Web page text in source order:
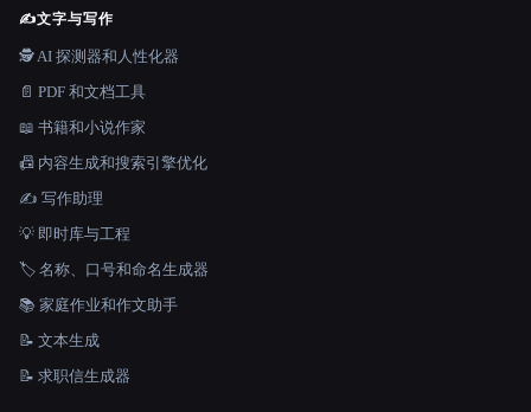
✍️文字与写作
🕵️ AI 探测器和人性化器
📄 PDF 和文档工具
📖 书籍和小说作家
📠 内容生成和搜索引擎优化
✍️ 写作助理
💡 即时库与工程
🏷️ 名称、口号和命名生成器
📚 家庭作业和作文助手
📝 文本生成
📝 求职信生成器